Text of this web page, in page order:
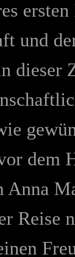
und
dieser
dem
Anna
Reise